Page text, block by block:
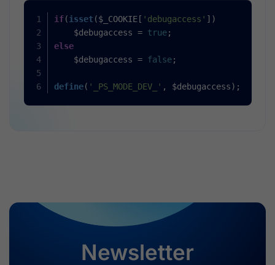
if(isset ($_COOKIE[ 'debugaccess' ])
    $debugaccess =
true;
else
    $debugaccess =
false;
define( '_PS_MODE_DEV_' , $debugaccess);
Newsletter